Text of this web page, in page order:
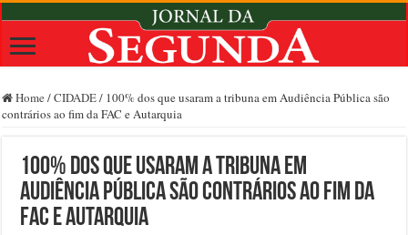
Home /CIDADE/ 100% dos que usaram a tribuna em Audiência Pública são
contrários ao fim da FAC e Autarquia
100% dos que usaram a tribuna em
Audiência Pública são contrários ao fim da
FAC e Autarquia